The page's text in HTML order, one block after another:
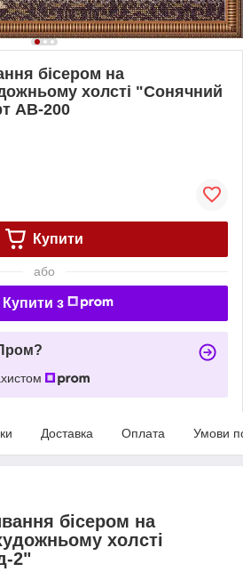
бісером на
холсті "Сонячний
AB-200
Купити
або
Купити з
Доставка Оплата Умови
бісером на
холсті
2"